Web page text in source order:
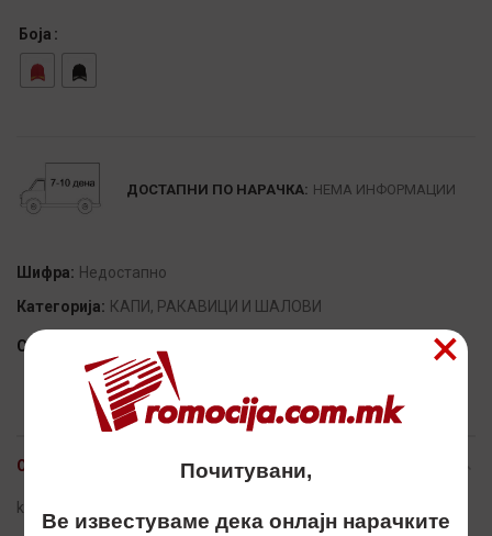
Боја
ДОСТАПНИ ПО НАРАЧКА: НЕМА ИНФОРМАЦИИ
Шифра: Недостапно
Категорија: КАПИ, РАКАВИЦИ И ШАЛОВИ
Сподели
ОПИС
kapa, kapi, atlantis,качкет, kacket
Почитувани,
Ве известуваме дека онлајн нарачките
×